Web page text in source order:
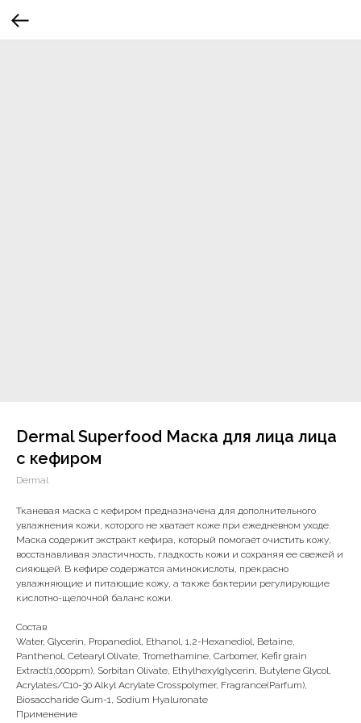
Dermal Superfood Маска для лица лица
c кефиром
Dermal
Тканевая маска с кефиром предназначена для дополнительного
увлажнения кожи, которого не хватает коже при ежедневном уходе.
Маска содержит экстракт кефира, который помогает очистить кожу,
восстанавливая эластичность, гладкость кожи и сохраняя ее свежей и
сияющей. В кефире содержатся аминокислоты, прекрасно
увлажняющие и питающие кожу, а также бактерии регулирующие
кислотно-щелочной баланс кожи.
Состав
Water, Glycerin, Propanediol, Ethanol, 1,2-Hexanediol, Betaine,
Panthenol, Cetearyl Olivate, Tromethamine, Carbomer, Kefir grain
Extract(1,000ppm), Sorbitan Olivate, Ethylhexylglycerin, Butylene Glycol,
Acrylates/C10-30 Alkyl Acrylate Crosspolymer, Fragrance(Parfum),
Biosaccharide Gum-1, Sodium Hyaluronate
Применение